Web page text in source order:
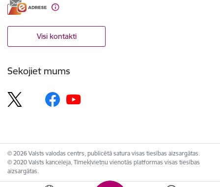
Visi kontakti
Sekojiet mums
© 2026 Valsts valodas centrs, publicētā satura visas tiesības aizsargātas.
© 2020 Valsts kanceleja, Tīmekļvietņu vienotās platformas visas tiesības
aizsargātas.